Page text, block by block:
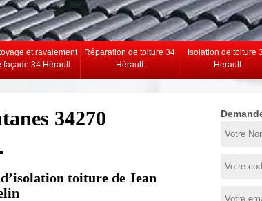
et ravalement
façade 34 Hérault
Réparation de toiture 34
Hérault
Isolation de toiture
Herault
34270
toiture de Jean